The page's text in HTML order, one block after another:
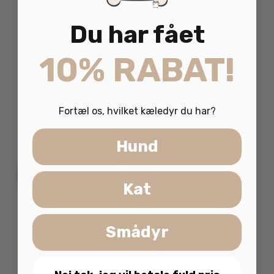
Du har fået
10% RABAT!
Fortæl os, hvilket kæledyr du har?
Hund
Kat
Smådyr